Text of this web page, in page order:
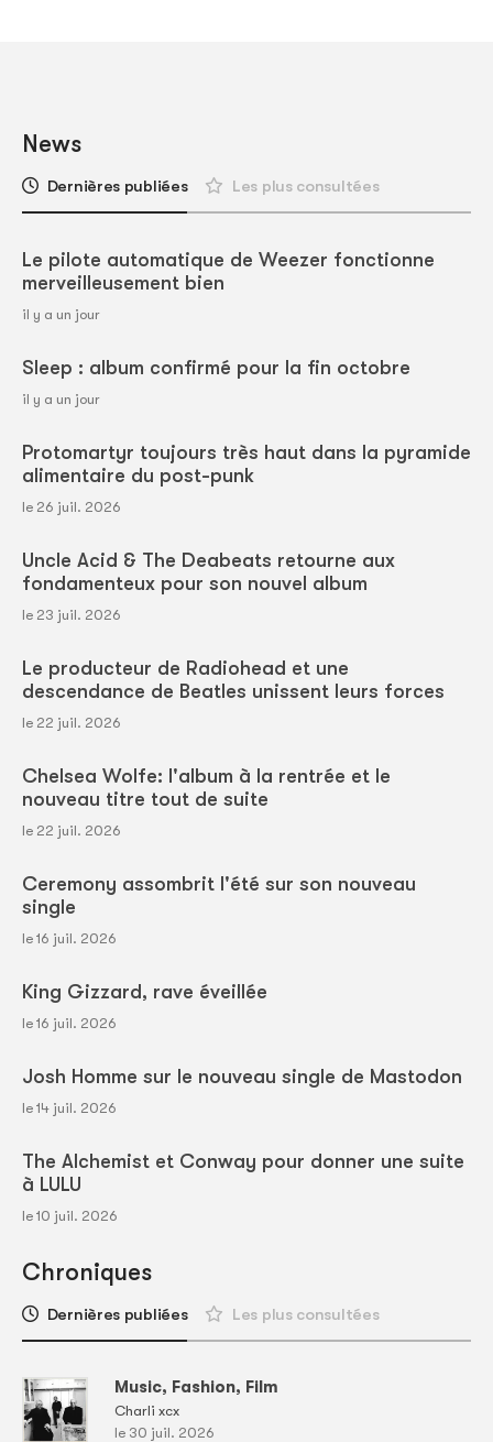
News
Dernières publiées Les plus consultées
Le pilote automatique de Weezer fonctionne
merveilleusement bien
il y a un jour
Sleep : album confirmé pour la fin octobre
il y a un jour
Protomartyr toujours très haut dans la pyramide
alimentaire du post-punk
le 26 juil. 2026
Uncle Acid & The Deabeats retourne aux
fondamenteux pour son nouvel album
le 23 juil. 2026
Le producteur de Radiohead et une
descendance de Beatles unissent leurs forces
le 22 juil. 2026
Chelsea Wolfe: l'album à la rentrée et le
nouveau titre tout de suite
le 22 juil. 2026
Ceremony assombrit l'été sur son nouveau
single
le 16 juil. 2026
King Gizzard, rave éveillée
le 16 juil. 2026
Josh Homme sur le nouveau single de Mastodon
le 14 juil. 2026
The Alchemist et Conway pour donner une suite
à LULU
le 10 juil. 2026
Chroniques
Dernières publiées Les plus consultées
Music, Fashion, Film
Charli xcx
le 30 juil. 2026